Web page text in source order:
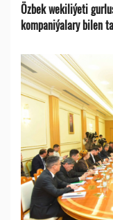
Özbek wekiliýeti
kompaniýalary bilen